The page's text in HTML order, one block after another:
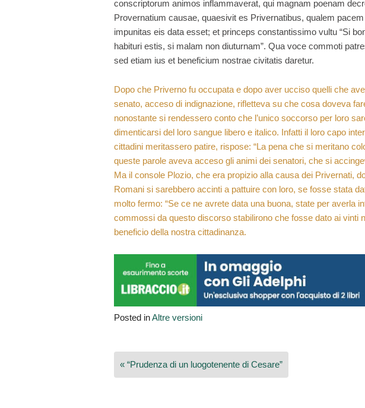
conscriptorum animos inflammaverat, qui magnam poenam
Provernatium causae, quaesivit es Privernatibus, qualem
impunitas eis data esset; et princeps constantissimo vultu “Si
habituri estis, si malam non diuturnam”. Qua voce commoti
sed etiam ius et beneficium nostrae civitatis daretur.
Dopo che Priverno fu occupata e dopo aver ucciso quelli che
senato, acceso di indignazione, rifletteva su che cosa doveva
nonostante si rendessero conto che l’unico soccorso per loro
dimenticarsi del loro sangue libero e italico. Infatti il loro capo
cittadini meritassero patire, rispose: “La pena che si meritano
queste parole aveva acceso gli animi dei senatori, che si
Ma il console Plozio, che era propizio alla causa dei Privernati,
Romani si sarebbero accinti a pattuire con loro, se fosse stata
molto fermo: “Se ce ne avrete data una buona, state per averla
commossi da questo discorso stabilirono che fosse dato ai vinti
beneficio della nostra cittadinanza.
Posted inAltre versioni
Navigazione
articoli
« “Prudenza di un luogotenente di Cesare”